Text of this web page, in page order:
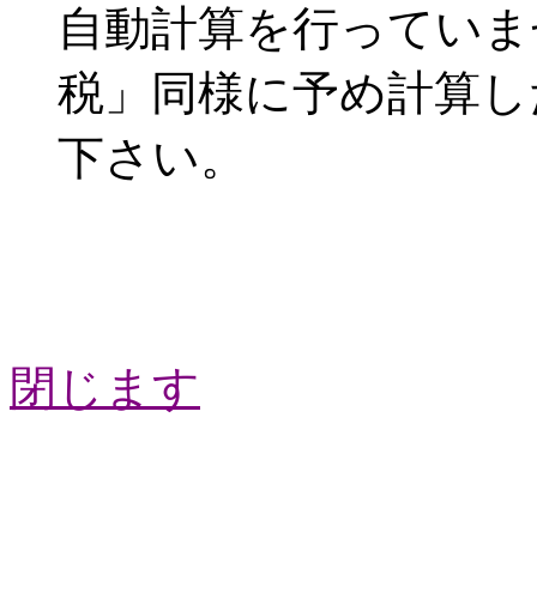
自動計算を行ってい
税」同様に予め計算
下さい。
閉じます